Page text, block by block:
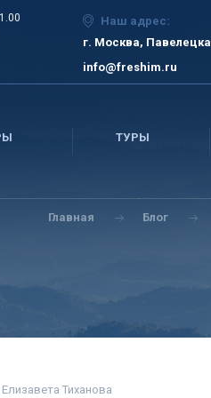
Наш адрес:
г. Москва,
info@freshim.ru
ТУРЫ
Главная Блог
Елизавета Тиханова